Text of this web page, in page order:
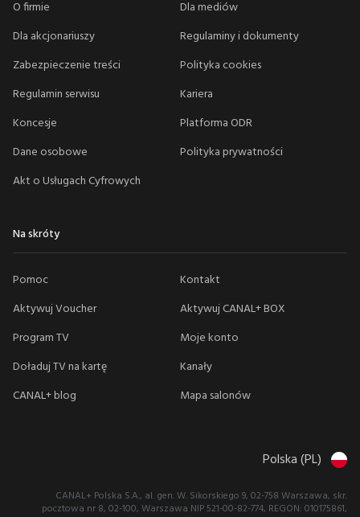
O firmie
Dla mediów
Dla akcjonariuszy
Regulaminy i dokumenty
Zabezpieczenie treści
Polityka cookies
Regulamin serwisu
Kariera
Koncesje
Platforma ODR
Dane osobowe
Polityka prywatności
Akt o Usługach Cyfrowych
Na skróty
Pomoc
Kontakt
Aktywuj Voucher
Aktywuj CANAL+ BOX
Program TV
Moje konto
Doładuj TV na kartę
Kanały
CANAL+ blog
Mapa salonów
Polska (PL)
CANAL+ Polska S.A., al. gen. W. Sikorskiego 9, 02-758 Warszawa, skr.
pocztowa nr 8, 02-100, Warszawa NIP 521-00-82-774, REGON: 010175861,